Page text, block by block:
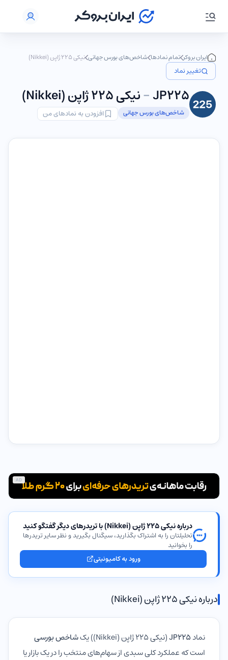
ایران بروکر تمام نمادها شاخص‌های بورس جهانی نیکی ۲۲۵ ژاپن (Nikkei)
تغییر نماد
JP225
-نیکی ۲۲۵ ژاپن (Nikkei)
شاخص‌های بورس جهانی افزودن به نمادهای من
AD
درباره نیکی ۲۲۵ ژاپن (Nikkei) با تریدرهای دیگر گفتگو کنید
تحلیلتان را به اشتراک بگذارید، سیگنال بگیرید و نظر سایر تریدرها
را بخوانید
ورود به کامیونیتی
درباره نیکی ۲۲۵ ژاپن (Nikkei)
نمادJP225(نیکی ۲۲۵ ژاپن (Nikkei)) یک
شاخص بورسی
است که عملکرد کلی سبدی از سهام‌های منتخب را در یک بازار یا